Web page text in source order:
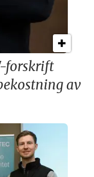
forskrift
av